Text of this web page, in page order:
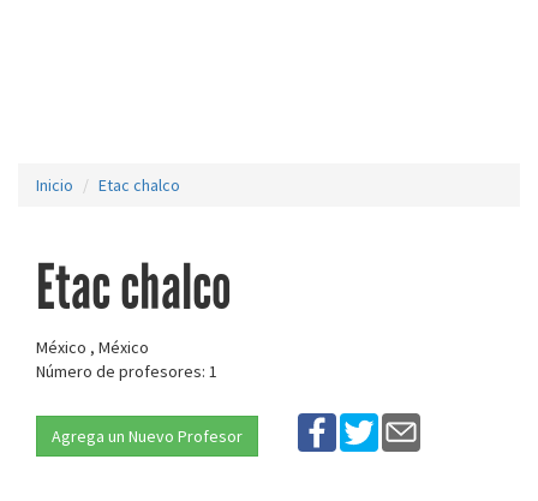
Inicio Etac chalco
Etac chalco
México , México
Número de profesores: 1
Agrega un Nuevo Profesor